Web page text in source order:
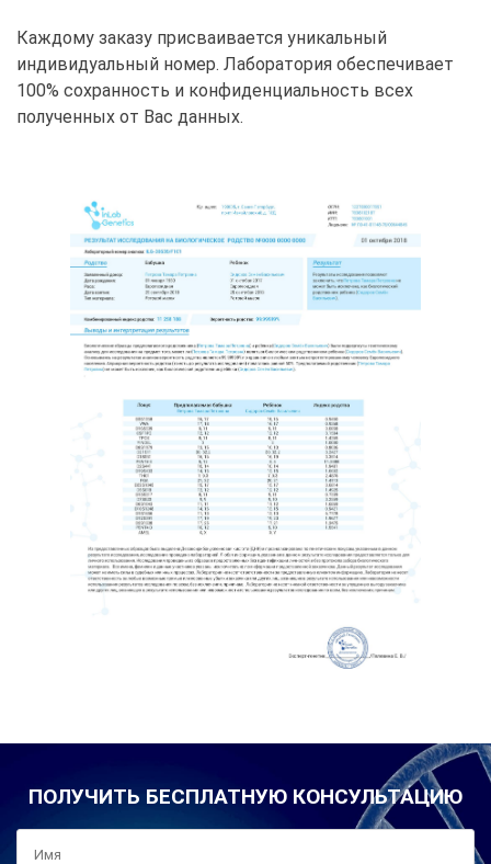
Каждому заказу присваивается уникальный
индивидуальный номер. Лаборатория обеспечивает
100% сохранность и конфиденциальность всех
полученных от Вас данных.
ПОЛУЧИТЬ БЕСПЛАТНУЮ КОНСУЛЬТАЦИЮ